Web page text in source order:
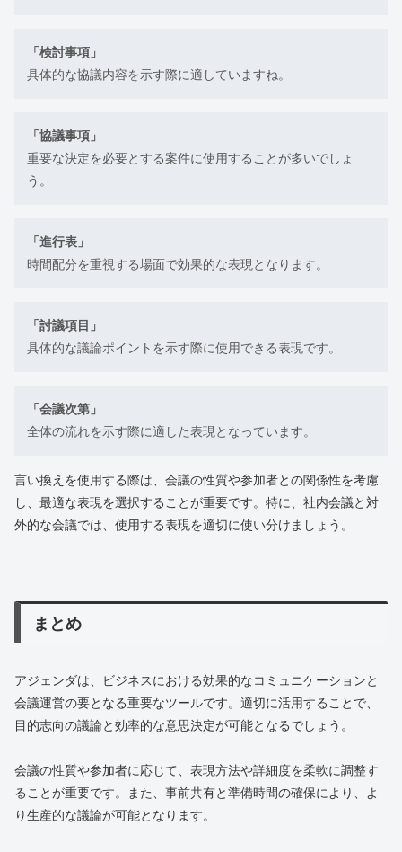
「検討事項」
具体的な協議内容を示す際に適していますね。
「協議事項」
重要な決定を必要とする案件に使用することが多いでしょ
う。
「進行表」
時間配分を重視する場面で効果的な表現となります。
「討議項目」
具体的な議論ポイントを示す際に使用できる表現です。
「会議次第」
全体の流れを示す際に適した表現となっています。
言い換えを使用する際は、会議の性質や参加者との関係性を考慮
し、最適な表現を選択することが重要です。特に、社内会議と対
外的な会議では、使用する表現を適切に使い分けましょう。
まとめ
アジェンダは、ビジネスにおける効果的なコミュニケーションと
会議運営の要となる重要なツールです。適切に活用することで、
目的志向の議論と効率的な意思決定が可能となるでしょう。
会議の性質や参加者に応じて、表現方法や詳細度を柔軟に調整す
ることが重要です。また、事前共有と準備時間の確保により、よ
り生産的な議論が可能となります。